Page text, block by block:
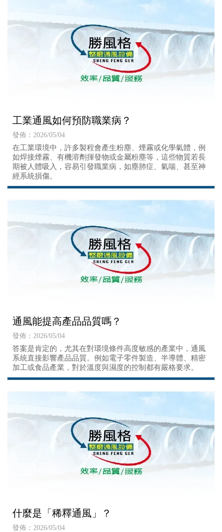
工業通風如何預防職業病？
發佈：2026/05/04
在工業環境中，許多製程會產生粉塵、煙霧或化學氣體，例
如焊接煙霧、有機溶劑揮發物或金屬粉塵等，這些物質若長
期被人體吸入，容易引發職業病，如塵肺症、氣喘、甚至神
經系統損傷。
通風能提高產品品質嗎？
發佈：2026/05/04
答案是肯定的，尤其在對環境條件高度敏感的產業中，通風
系統直接影響產品品質。例如電子零件製造、半導體、精密
加工或食品產業，對於溫度與濕度的控制都有嚴格要求。
什麼是「稀釋通風」？
發佈：2026/05/04